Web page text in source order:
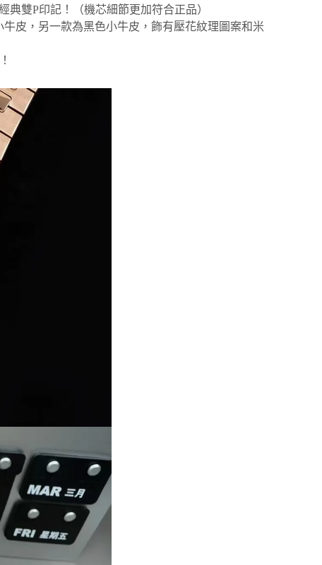
典雙P印記！（機芯細節更加符合正品）
牛皮，另一款為黑色小牛皮，飾有壓花紋理圖案和米